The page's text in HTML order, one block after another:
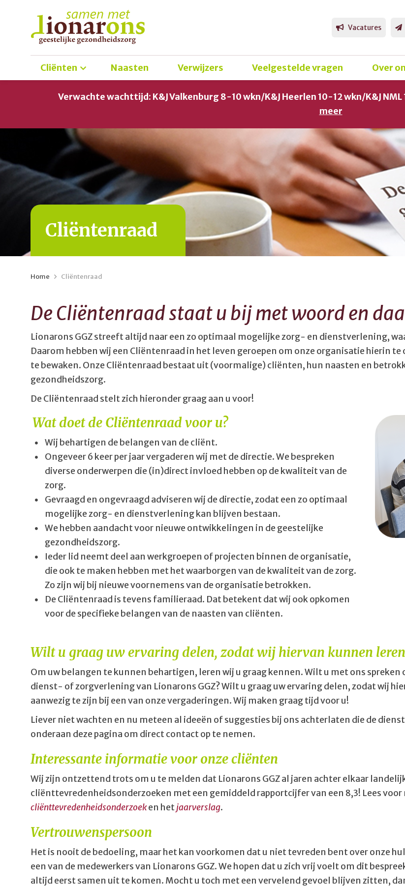
Vacatures
Cliënten Naasten Verwijzers Veelgestelde vragen Over
Verwachte wachttijd: K&J Valkenburg 8-10 wkn/K&J Heerlen 10-12 wkn/K&J
meer
Cliëntenraad
Home > Cliëntenraad
De Cliëntenraad staat u bij met woord en
Lionarons GGZ streeft altijd naar een zo optimaal mogelijke zorg- en dienstverlening,
Daarom hebben wij een Cliëntenraad in het leven geroepen om onze organisatie hierin
te bewaken. Onze Cliëntenraad bestaat uit (voormalige) cliënten, hun naasten en
gezondheidszorg.
De Cliëntenraad stelt zich hieronder graag aan u voor!
Wat doet de Cliëntenraad voor u?
Wij behartigen de belangen van de cliënt.
Ongeveer 6 keer per jaar vergaderen wij met de directie. We bespreken
diverse onderwerpen die (in)direct invloed hebben op de kwaliteit van de
zorg.
Gevraagd en ongevraagd adviseren wij de directie, zodat een zo optimaal
mogelijke zorg- en dienstverlening kan blijven bestaan.
We hebben aandacht voor nieuwe ontwikkelingen in de geestelijke
gezondheidszorg.
Ieder lid neemt deel aan werkgroepen of projecten binnen de organisatie,
die ook te maken hebben met het waarborgen van de kwaliteit van de zorg.
Zo zijn wij bij nieuwe voornemens van de organisatie betrokken.
De Cliëntenraad is tevens familieraad. Dat betekent dat wij ook opkomen
voor de specifieke belangen van de naasten van cliënten.
Wilt u graag uw ervaring delen, zodat wij hiervan kunnen
Om uw belangen te kunnen behartigen, leren wij u graag kennen. Wilt u met ons
dienst- of zorgverlening van Lionarons GGZ? Wilt u graag uw ervaring delen, zodat wij
aanwezig te zijn bij een van onze vergaderingen. Wij maken graag tijd voor u!
Liever niet wachten en nu meteen al ideeën of suggesties bij ons achterlaten die de
onderaan deze pagina om direct contact op te nemen.
Interessante informatie voor onze cliënten
Wij zijn ontzettend trots om u te melden dat Lionarons GGZ al jaren achter elkaar
cliënttevredenheidsonderzoeken met een gemiddeld rapportcijfer van een 8,3! Lees
cliënttevredenheidsonderzoeken het jaarverslag.
Vertrouwenspersoon
Het is nooit de bedoeling, maar het kan voorkomen dat u niet tevreden bent over onze
een van de medewerkers van Lionarons GGZ. We hopen dat u zich vrij voelt om dit
altijd eerst samen uit te komen. Mocht u toch met een vervelend gevoel blijven zitten,